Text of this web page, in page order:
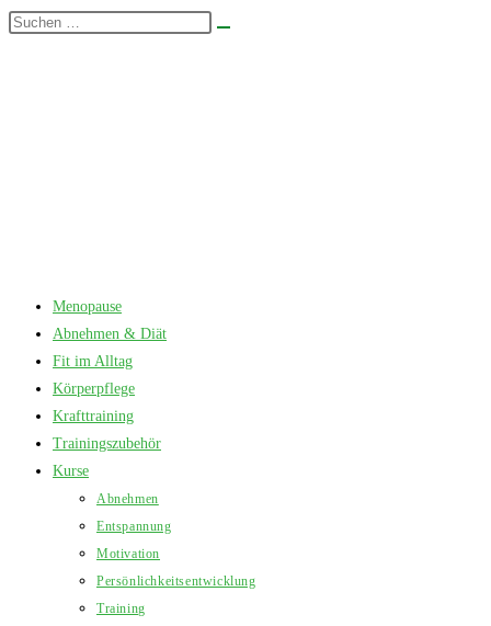
Zum
Diese
Menopause
Abnehmen & Diät
Fit im Alltag
Körperpflege
Krafttraining
Trainingszubehör
Kurse
Abnehmen
Entspannung
Motivation
Persönlichkeitsentwicklung
Training